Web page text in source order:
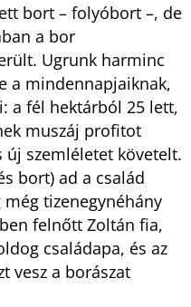
bort – folyóbort –, de
a bor
Ugrunk harminc
a mindennapjaiknak,
a fél hektárból 25 lett,
muszáj profitot
szemléletet követelt.
bort) ad a család
tizenegynéhány
felnőtt Zoltán fia,
családapa, és az
vesz a borászat